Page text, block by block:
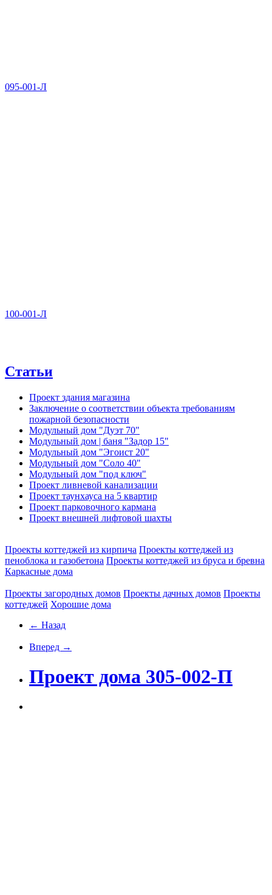
095-001-Л
100-001-Л
Статьи
Проект здания магазина
Заключение о соответствии объекта требованиям
пожарной безопасности
Модульный дом "Дуэт 70"
Модульный дом | баня "Задор 15"
Модульный дом "Эгоист 20"
Модульный дом "Соло 40"
Модульный дом "под ключ"
Проект ливневой канализации
Проект таунхауса на 5 квартир
Проект парковочного кармана
Проект внешней лифтовой шахты
Проекты коттеджей из кирпича Проекты коттеджей из
пеноблока и газобетона Проекты коттеджей из бруса и бревна
Каркасные дома
Проекты загородных домов Проекты дачных домов Проекты
коттеджей Хорошие дома
← Назад
Вперед →
Проект дома 305-002-П